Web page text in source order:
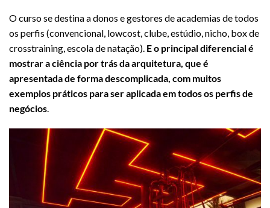
O curso se destina a donos e gestores de academias de todos
os perfis (convencional, lowcost, clube, estúdio, nicho, box de
crosstraining, escola de natação). E o principal diferencial é
mostrar a ciência por trás da arquitetura, que é
apresentada de forma descomplicada, com muitos
exemplos práticos para ser aplicada em todos os perfis de
negócios.